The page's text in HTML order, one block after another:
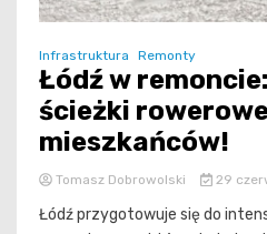
Infrastruktura Remonty
Łódź w
ścieżki
mieszkańców!
Tomasz Dobrowolski 29
Łódź przygotowuje się do